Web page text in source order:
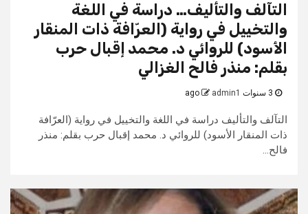
التآلف والتأليف… دراسة في اللغة
والتخييل في رواية (العرّافة ذات المنقار
الأسود) للروائي د. محمد إقبال حرب
بقلم: منذر فالح الغزالي
admin1
التآلف والتأليف دراسة في اللغة والتخييل في رواية (العرّافة
ذات المنقار الأسود) للروائي د. محمد إقبال حرب بقلم: منذر
فالح...